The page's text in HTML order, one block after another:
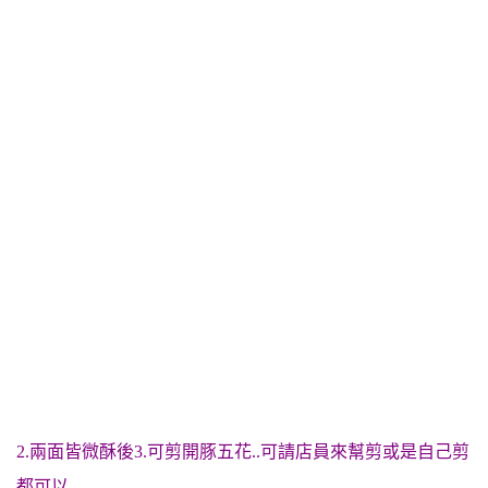
2.兩面皆微酥後3.可剪開豚五花..可請店員來幫剪或是自己剪